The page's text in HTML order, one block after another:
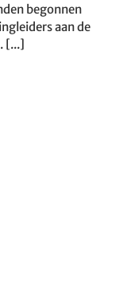
begonnen
aan de
[...]